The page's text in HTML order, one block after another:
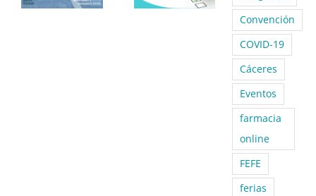
Convención
COVID-19
Cáceres
Eventos
farmacia
online
FEFE
ferias